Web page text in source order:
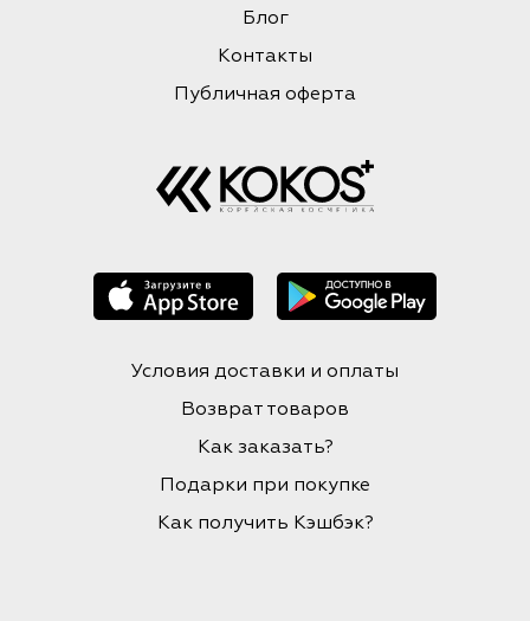
Блог
Контакты
Публичная оферта
Условия доставки и оплаты
Возврат товаров
Как заказать?
Подарки при покупке
Как получить Кэшбэк?